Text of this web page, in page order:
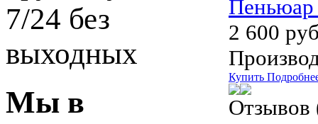
Пеньюар
2 600
Купить
Отзывов
7/24 без
выходных
Мы в